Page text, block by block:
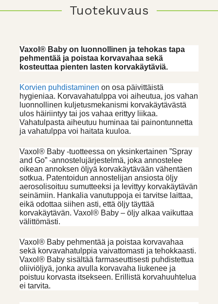
Tuotekuvaus
Vaxol® Baby on luonnollinen ja tehokas tapa
pehmentää ja poistaa korvavahaa sekä
kosteuttaa pienten lasten korvakäytäviä.
Korvien puhdistaminen on osa päivittäistä
hygieniaa. Korvavahatulppa voi aiheutua, jos vahan
luonnollinen kuljetusmekanismi korvakäytävästä
ulos häiriintyy tai jos vahaa erittyy liikaa.
Vahatulpasta aiheutuu huminaa tai painontunnetta
ja vahatulppa voi haitata kuuloa.
Vaxol® Baby -tuotteessa on yksinkertainen ”Spray
and Go” -annostelujärjestelmä, joka annostelee
oikean annoksen öljyä korvakäytävään vähentäen
sotkua. Patentoidun annostelijan ansiosta öljy
aerosolisoituu sumutteeksi ja levittyy korvakäytävän
seinämiin. Hankalia vanutuppoja ei tarvitse laittaa,
eikä odottaa siihen asti, että öljy täyttää
korvakäytävän. Vaxol® Baby – öljy alkaa vaikuttaa
välittömästi.
Vaxol® Baby pehmentää ja poistaa korvavahaa
sekä korvavahatulppia vaivattomasti ja tehokkaasti.
Vaxol® Baby sisältää farmaseuttisesti puhdistettua
oliiviöljyä, jonka avulla korvavaha liukenee ja
poistuu korvasta itsekseen. Erillistä korvahuuhtelua
ei tarvita.